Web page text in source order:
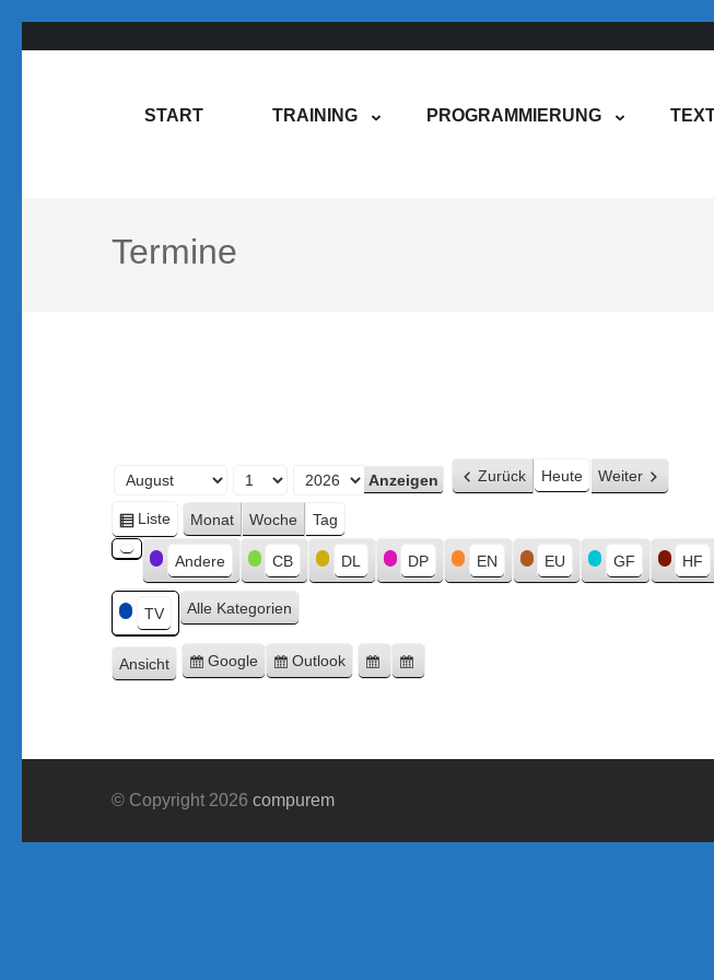
START TRAINING PROGRAMMIERUNG
Termine
Monat
Jahr
Zurück Heute Weiter
Ansicht
als
Liste Monat Woche Tag
Kategorien
Kategorie
ohne
Titel
Andere CB DL DP EN EU GF HF
TV Alle Kategorien
Ansicht ausdrucken
Eintragen
Google
Eintragen
Outlook
Google-
© Copyright 2026 compurem